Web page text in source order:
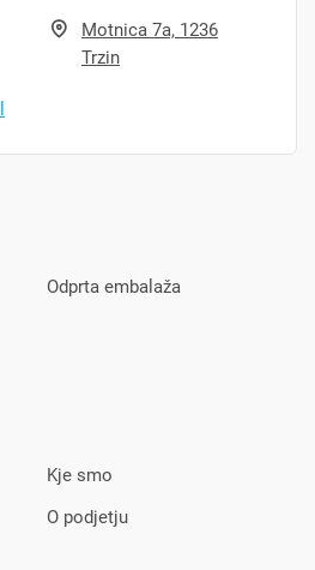
Odprta embalaža
Kje smo
O podjetju
Motnica 7a, 1236
Trzin